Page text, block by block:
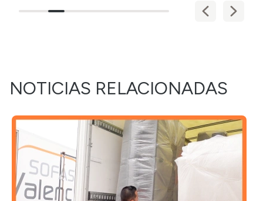
NOTICIAS RELACIONADAS